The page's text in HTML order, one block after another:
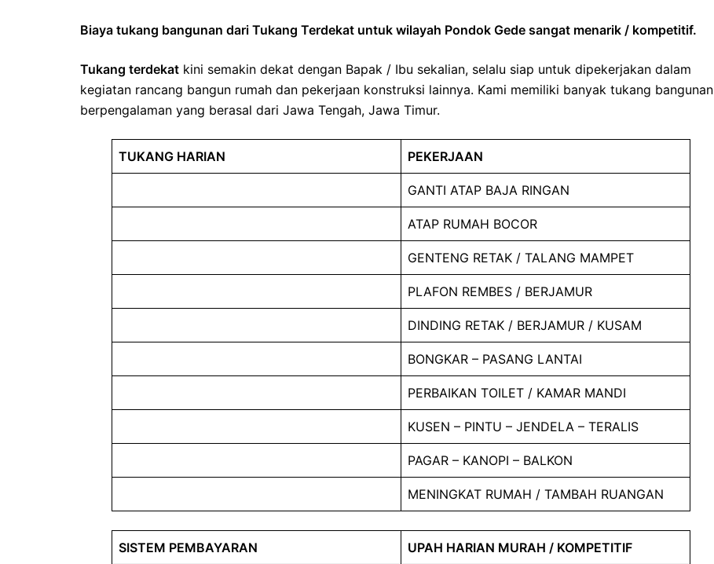
Biaya tukang bangunan dari Tukang Terdekat untuk wilayah Pondok Gede sangat menarik / kompetitif.
Tukang terdekat kini semakin dekat dengan Bapak / Ibu sekalian, selalu siap untuk dipekerjakan dalam
kegiatan rancang bangun rumah dan pekerjaan konstruksi lainnya. Kami memiliki banyak tukang bangunan
berpengalaman yang berasal dari Jawa Tengah, Jawa Timur.
TUKANG HARIAN PEKERJAAN
GANTI ATAP BAJA RINGAN
ATAP RUMAH BOCOR
GENTENG RETAK / TALANG MAMPET
PLAFON REMBES / BERJAMUR
DINDING RETAK / BERJAMUR / KUSAM
BONGKAR – PASANG LANTAI
PERBAIKAN TOILET / KAMAR MANDI
KUSEN – PINTU – JENDELA – TERALIS
PAGAR – KANOPI – BALKON
MENINGKAT RUMAH / TAMBAH RUANGAN
SISTEM PEMBAYARAN UPAH HARIAN MURAH / KOMPETITIF